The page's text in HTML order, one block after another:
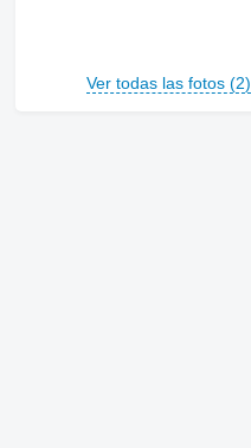
Ver todas las fotos (2)